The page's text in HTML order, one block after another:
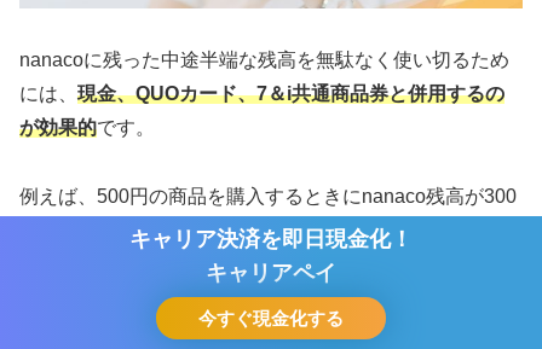
nanacoに残った中途半端な残高を無駄なく使い切るため
には、 現金、QUOカード、7＆i共通商品券と併用するの
が効果的です。
例えば、500円の商品を購入するときにnanaco残高が300
円しかない場合、nanacoで300円払い、残りの200円を現
金などを併用して支払います。
店員に不足分の支払い方法を聞かれたら、「現金で
キャリア決済を即日現金化！
キャリアペイ
今すぐ現金化する
キャリア決済を即日現金化！
キャリアペイ
今すぐ現金化する
シェア トップ